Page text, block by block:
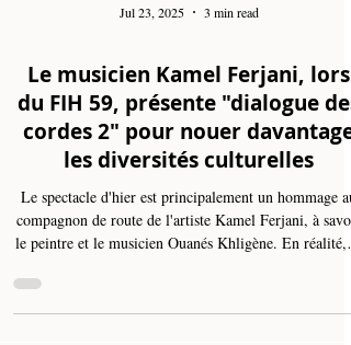
Jul 23, 2025 3 min read
Le musicien Kamel Ferjani, lors
du FIH 59, présente "dialogue des
cordes 2" pour nouer davantage
les diversités culturelles
Le spectacle d'hier est principalement un hommage au
compagnon de route de l'artiste Kamel Ferjani, à savoir